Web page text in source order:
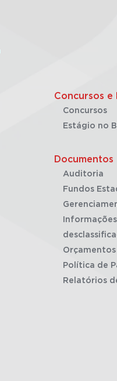
Concursos e
Concursos
Estágio no
Documentos
Auditoria
Fundos
Orçamentos
Política de
Relatórios